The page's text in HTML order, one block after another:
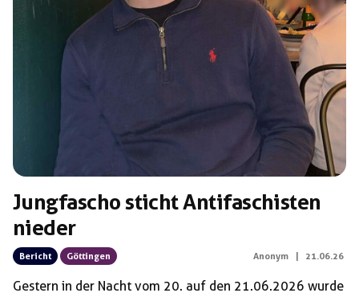
Jungfascho sticht Antifaschisten
nieder
Bericht Göttingen Anonym 21.06.26
Gestern in der Nacht vom 20. auf den 21.06.2026 wurde